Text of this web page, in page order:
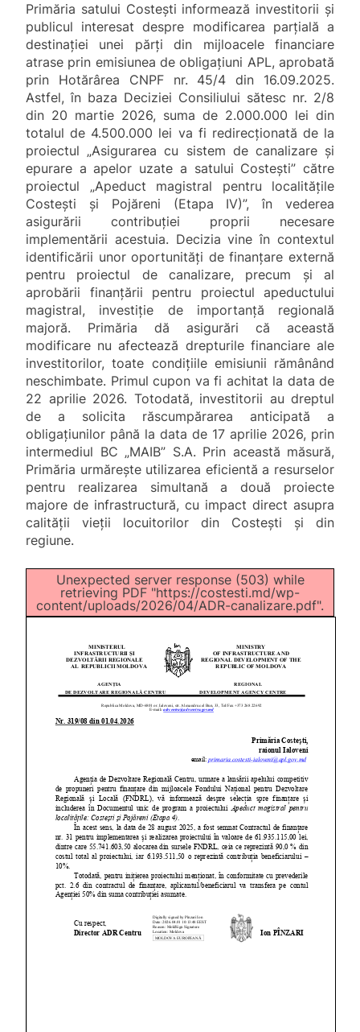
Primăria satului Costești informează investitorii și
publicul interesat despre modificarea parțială a
destinației unei părți din mijloacele financiare
atrase prin emisiunea de obligațiuni APL, aprobată
prin Hotărârea CNPF nr. 45/4 din 16.09.2025.
Astfel, în baza Deciziei Consiliului sătesc nr. 2/8
din 20 martie 2026, suma de 2.000.000 lei din
totalul de 4.500.000 lei va fi redirecționată de la
proiectul „Asigurarea cu sistem de canalizare și
epurare a apelor uzate a satului Costești” către
proiectul „Apeduct magistral pentru localitățile
Costești și Pojăreni (Etapa IV)”, în vederea
asigurării contribuției proprii necesare
implementării acestuia. Decizia vine în contextul
identificării unor oportunități de finanțare externă
pentru proiectul de canalizare, precum și al
aprobării finanțării pentru proiectul apeductului
magistral, investiție de importanță regională
majoră. Primăria dă asigurări că această
modificare nu afectează drepturile financiare ale
investitorilor, toate condițiile emisiunii rămânând
neschimbate. Primul cupon va fi achitat la data de
22 aprilie 2026. Totodată, investitorii au dreptul
de a solicita răscumpărarea anticipată a
obligațiunilor până la data de 17 aprilie 2026, prin
intermediul BC „MAIB” S.A. Prin această măsură,
Primăria urmărește utilizarea eficientă a resurselor
pentru realizarea simultană a două proiecte
majore de infrastructură, cu impact direct asupra
calității vieții locuitorilor din Costești și din
regiune.
Unexpected server response (503) while
retrieving PDF "https://costesti.md/wp-
content/uploads/2026/04/ADR-canalizare.pdf".